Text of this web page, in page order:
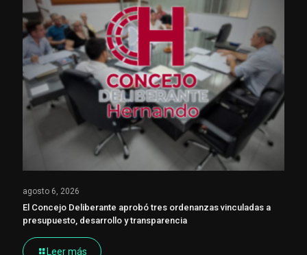
agosto 6, 2026
El Concejo Deliberante aprobó tres ordenanzas vinculadas a
presupuesto, desarrollo y transparencia
Leer más